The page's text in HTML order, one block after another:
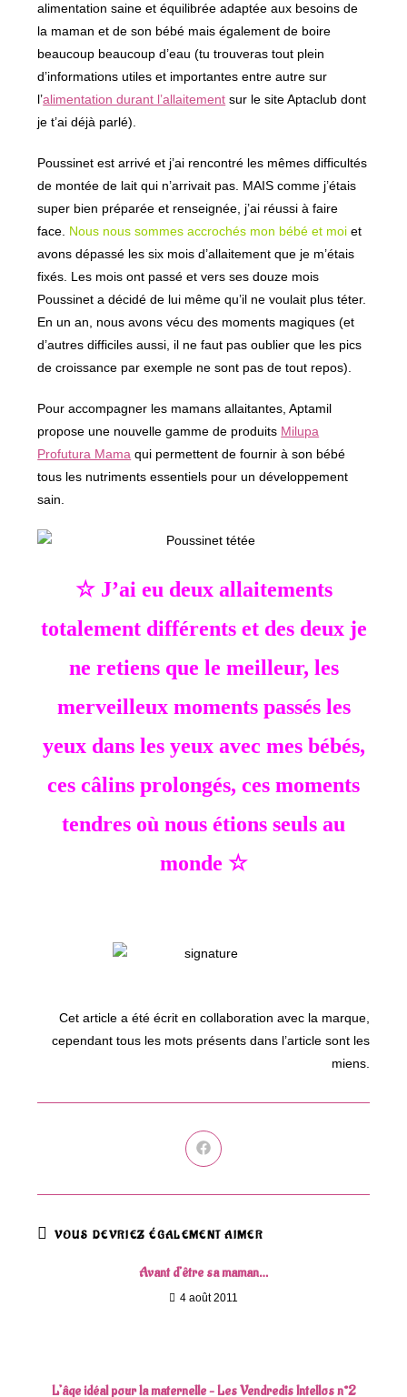
alimentation saine et équilibrée adaptée aux besoins de
la maman et de son bébé mais également de boire
beaucoup beaucoup d’eau (tu trouveras tout plein
d’informations utiles et importantes entre autre sur
l’alimentation durant l’allaitement sur le site Aptaclub dont
je t’ai déjà parlé).
Poussinet est arrivé et j’ai rencontré les mêmes difficultés
de montée de lait qui n’arrivait pas. MAIS comme j’étais
super bien préparée et renseignée, j’ai réussi à faire
face. Nous nous sommes accrochés mon bébé et moi et
avons dépassé les six mois d’allaitement que je m’étais
fixés. Les mois ont passé et vers ses douze mois
Poussinet a décidé de lui même qu’il ne voulait plus téter.
En un an, nous avons vécu des moments magiques (et
d’autres difficiles aussi, il ne faut pas oublier que les pics
de croissance par exemple ne sont pas de tout repos).
Pour accompagner les mamans allaitantes, Aptamil
propose une nouvelle gamme de produits Milupa
Profutura Mama qui permettent de fournir à son bébé
tous les nutriments essentiels pour un développement
sain.
☆ J’ai eu deux allaitements
totalement différents et des deux je
ne retiens que le meilleur, les
merveilleux moments passés les
yeux dans les yeux avec mes bébés,
ces câlins prolongés, ces moments
tendres où nous étions seuls au
monde ☆
Cet article a été écrit en collaboration avec la marque,
cependant tous les mots présents dans l’article sont les
miens.
Ouvrir
dans
autre
VOUS DEVRIEZ ÉGALEMENT AIMER
Avant d’être sa maman…
4 août 2011
L’âge idéal pour la maternelle – Les Vendredis Intellos n°2